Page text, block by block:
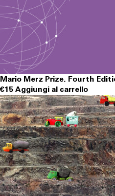
Mario Merz Prize. Fourth
€15 Aggiungi al carrello